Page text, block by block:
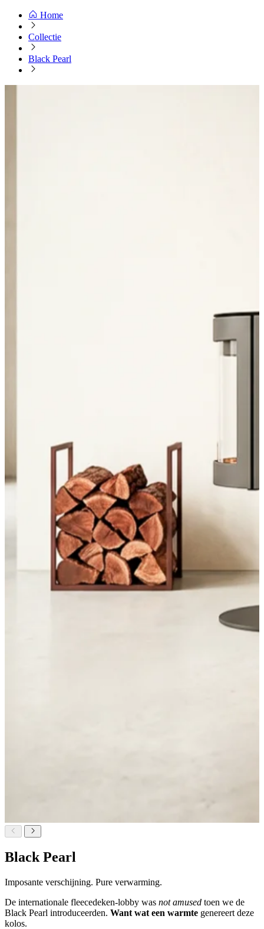
Home
Collectie
Black Pearl
Black Pearl
Imposante verschijning. Pure verwarming.
De internationale fleecedeken-lobby was not amused toen we de
Black Pearl introduceerden. Want wat een warmte genereert deze
kolos.